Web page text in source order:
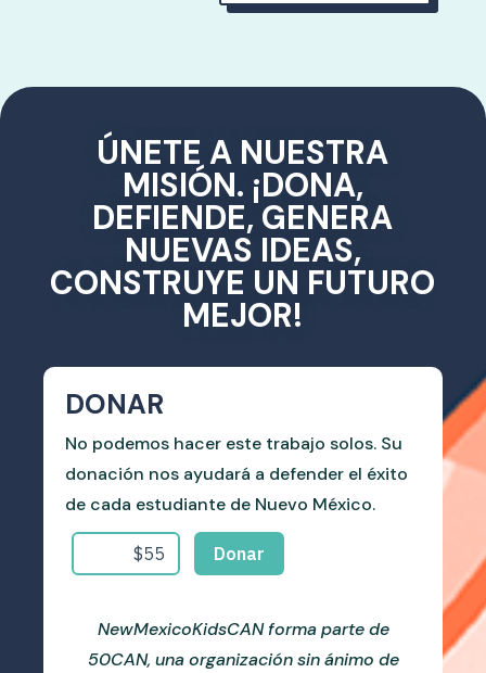
ÚNETE A NUESTRA
MISIÓN. ¡DONA,
DEFIENDE, GENERA
NUEVAS IDEAS,
CONSTRUYE UN FUTURO
MEJOR!
DONAR
No podemos hacer este trabajo solos. Su
donación nos ayudará a defender el éxito
de cada estudiante de Nuevo México.
NewMexicoKidsCAN forma parte de
50CAN, una organización sin ánimo de